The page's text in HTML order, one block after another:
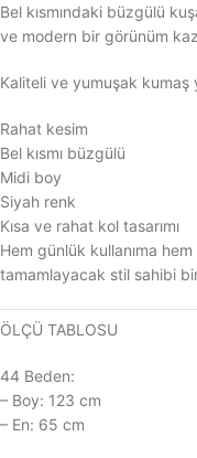
Bel kısmındaki büzgülü
ve modern bir görünüm
Kaliteli ve yumuşak kumaş
Rahat kesim
Bel kısmı büzgülü
Midi boy
Siyah renk
Kısa ve rahat kol tasarımı
Hem günlük kullanıma
tamamlayacak stil sahibi
ÖLÇÜ TABLOSU
44 Beden:
– Boy: 123 cm
– En: 65 cm